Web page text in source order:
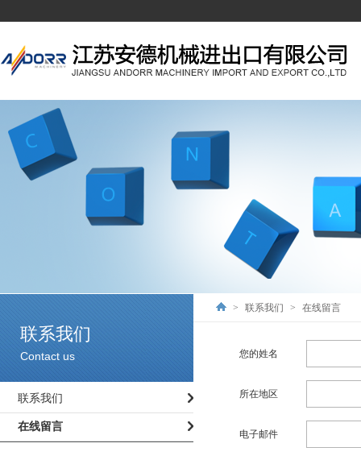
联系我们
Contact us
联系我们
在线留言
> 联系我们 > 在线留言
您的姓名
所在地区
电子邮件